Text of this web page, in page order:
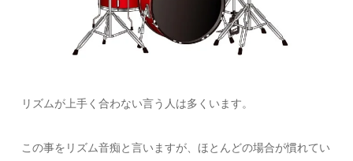
リズムが上手く合わない言う人は多くいます。
この事をリズム音痴と言いますが、ほとんどの場合が慣れてい